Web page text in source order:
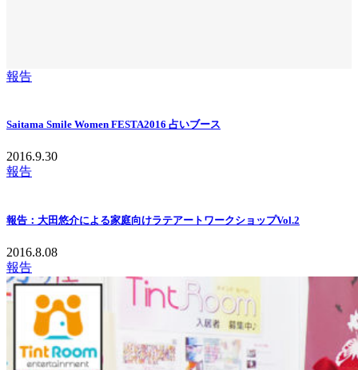
報告
Saitama Smile Women FESTA2016 占いブース
2016.9.30
報告
報告：大田悠介による家庭向けラテアートワークショップVol.2
2016.8.08
報告